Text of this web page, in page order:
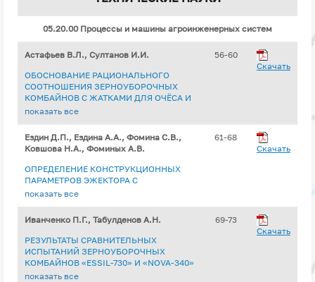
05.20.00 Процессы и машины агроинженерных систем
Астафьев В.Л., Султанов И.И.
ОБОСНОВАНИЕ РАЦИОНАЛЬНОГО
СООТНОШЕНИЯ ЗЕРНОУБОРОЧНЫХ
КОМБАЙНОВ С ЖАТКАМИ ДЛЯ ОЧЁСА И
ПРЯМОГО КОМБАЙНИРОВАНИЯ ПРИ
СЕВЕРНОМ РЕГИОНЕ КАЗАХСТАНА
показать все
56-60
Скачать
Ездин Д.П., Ездина А.А., Фомина С.В.,
Ковшова Н.А., Фоминых А.В.
ОПРЕДЕЛЕНИЕ КОНСТРУКЦИОННЫХ
ПАРАМЕТРОВ ЭЖЕКТОРА С
ИСПОЛЬЗОВАНИЕМ ПРОГРАММНОГО
SIMULATION ДЛЯ ВАКУУМНОЙ
ВЫПАРНОЙ УСТАНОВКИ
показать все
61-68
Скачать
Иванченко П.Г., Табулденов А.Н.
РЕЗУЛЬТАТЫ СРАВНИТЕЛЬНЫХ
ИСПЫТАНИЙ ЗЕРНОУБОРОЧНЫХ
КОМБАЙНОВ «ESSIL-730» И «NOVA-340»
НА УБОРКЕ ПШЕНИЦЫ
показать все
69-73
Скачать